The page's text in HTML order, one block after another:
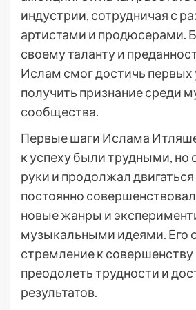
индустрии, сотрудничая с
артистами и продюсерами.
своему таланту и
Ислам смог достичь первых
получить признание среди
сообщества.
Первые шаги Ислама
к успеху были трудными, но
руки и продолжал
постоянно
новые жанры и
музыкальными идеями. Его
стремление к
преодолеть трудности и
результатов.